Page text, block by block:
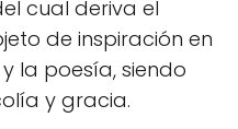
cual deriva el
de inspiración en
la poesía, siendo
y gracia.